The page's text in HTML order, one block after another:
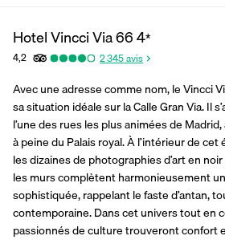
Hotel Vincci Via 664*
4,2 2 345avis
Avec une adresse comme nom, le Vincci
sa situation idéale sur la Calle Gran Via. Il
l’une des rues les plus animées de
à peine du Palais royal. À l’intérieur de
les dizaines de photographies d’art en
les murs complètent harmonieusement
sophistiquée, rappelant le faste d’antan,
contemporaine. Dans cet univers tout en
passionnés de culture trouveront confort